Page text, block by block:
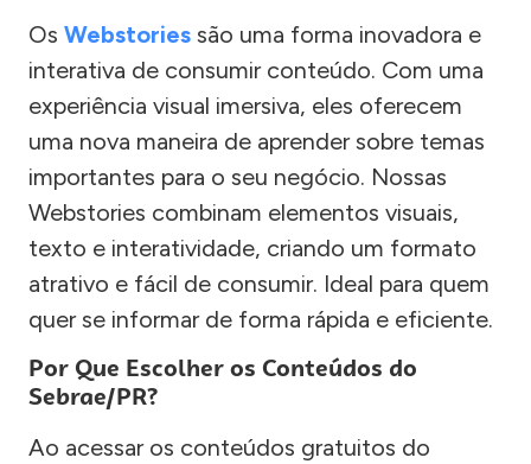
Os Webstories são uma forma inovadora e
interativa de consumir conteúdo. Com uma
experiência visual imersiva, eles oferecem
uma nova maneira de aprender sobre temas
importantes para o seu negócio. Nossas
Webstories combinam elementos visuais,
texto e interatividade, criando um formato
atrativo e fácil de consumir. Ideal para quem
quer se informar de forma rápida e eficiente.
Por Que Escolher os Conteúdos do
Sebrae/PR?
Ao acessar os conteúdos gratuitos do